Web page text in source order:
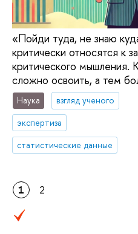
«Пойди туда, не знаю
критически относятся к
критического мышления.
сложно освоить, а тем
Наука
взгляд ученого
экспертиза
статистические данные
1 2